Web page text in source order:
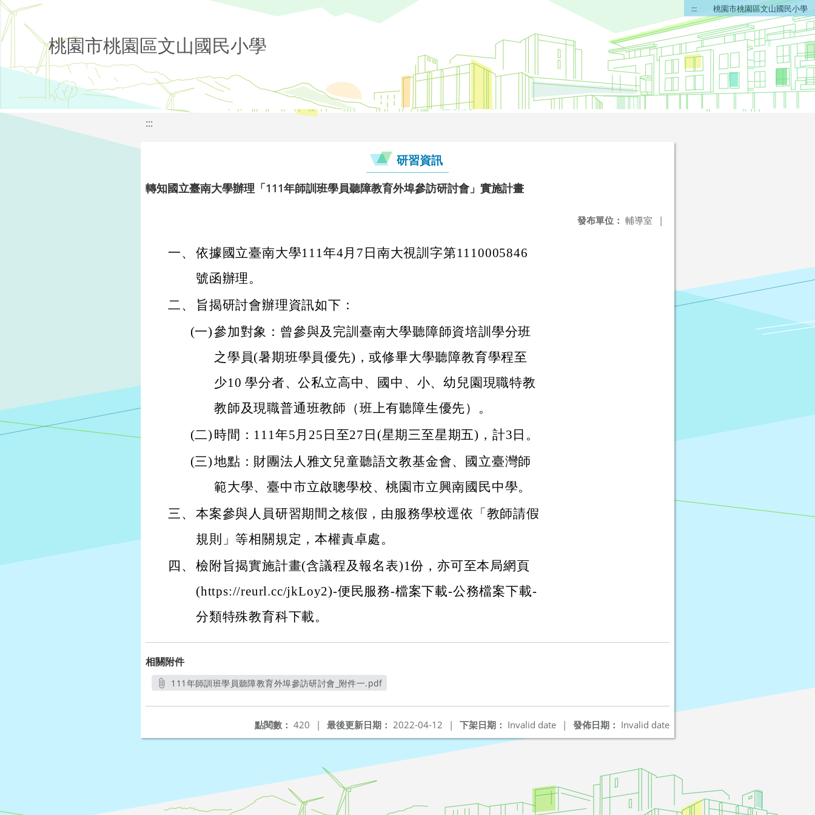
::: 桃園市桃園區文山國民小學
桃園市桃園區文山國民小學
:::
研習資訊
轉知國立臺南大學辦理「111年師訓班學員聽障教育外埠參訪研討會」實施計畫
發布單位： 輔導室 |
一、 依據國立臺南大學111年4月7日南大視訓字第1110005846
號函辦理。
二、
旨揭研討會辦理資訊如下：
(一)參加對象：曾參與及完訓臺南大學聽障師資培訓學分班
之學員(暑期班學員優先)，或修畢大學聽障教育學程至
少10 學分者、公私立高中、國中、小、幼兒園現職特教
教師及現職普通班教師（班上有聽障生優先）。
(二) 時間：111年5月25日至27日(星期三至星期五)，計3日。
(三)地點：財團法人雅文兒童聽語文教基金會、國立臺灣師
範大學、臺中市立啟聰學校、桃園市立興南國民中學。
三、 本案參與人員研習期間之核假，由服務學校逕依「教師請假
規則」等相關規定，本權責卓處。
四、 檢附旨揭實施計畫(含議程及報名表)1份，亦可至本局網頁
(https://reurl.cc/jkLoy2)-便民服務-檔案下載-公務檔案下載-
分類特殊教育科下載。
相關附件
111年師訓班學員聽障教育外埠參訪研討會_附件一.pdf
發佈日期： Invalid date
下架日期： Invalid date |
最後更新日期： 2022-04-12 |
點閱數： 420 |